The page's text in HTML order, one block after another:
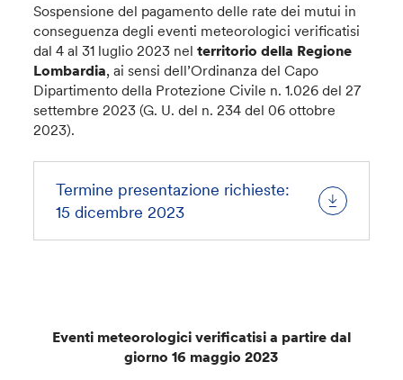
Sospensione del pagamento delle rate dei mutui in
conseguenza degli eventi meteorologici verificatisi
dal 4 al 31 luglio 2023 nelterritorio della Regione
Lombardia, ai sensi dell’Ordinanza del Capo
Dipartimento della Protezione Civile n. 1.026 del 27
settembre 2023 (G. U. del n. 234 del 06 ottobre
2023).
Termine presentazione richieste:
15 dicembre 2023
Eventi meteorologici verificatisi a partire dal
giorno 16 maggio 2023